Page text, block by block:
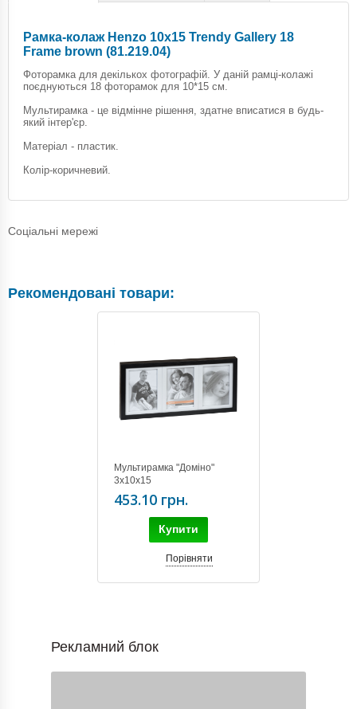
Рамка-колаж Henzo 10х15 Trendy Gallery 18
Frame brown (81.219.04)
Фоторамка для декількох фотографій. У даній рамці-колажі
поєднуються 18 фоторамок для 10*15 см.
Мультирамка - це відмінне рішення, здатне вписатися в будь-
який інтер'єр.
Матеріал - пластик.
Колір-коричневий.
Соціальні мережі
Рекомендовані товари:
Мультирамка "Доміно"
3х10х15
453.10 грн.
Купити
Порівняти
Рекламний блок